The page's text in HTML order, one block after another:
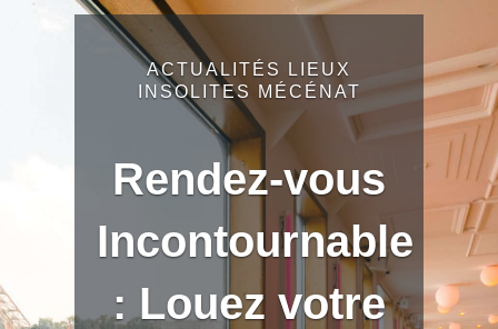
ACTUALITÉS LIEUX
INSOLITES MÉCÉNAT
Rendez-vous
Incontournable
: Louez votre